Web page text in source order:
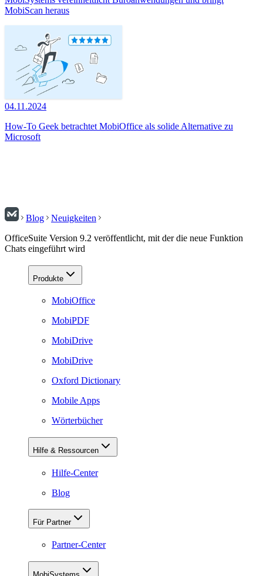
MobiScan heraus
04.11.2024
How-To Geek betrachtet MobiOffice als solide Alternative zu
Microsoft
Blog
Neuigkeiten
OfficeSuite Version 9.2 veröffentlicht, mit der die neue Funktion
Chats eingeführt wird
Produkte
MobiOffice
MobiPDF
MobiDrive
MobiDrive
Oxford Dictionary
Mobile Apps
Wörterbücher
Hilfe & Ressourcen
Hilfe-Center
Blog
Für Partner
Partner-Center